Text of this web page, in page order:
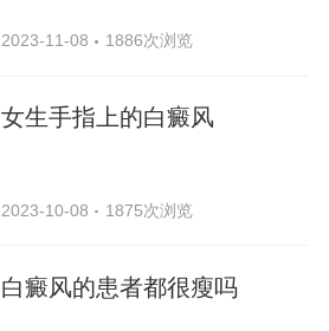
2023-11-08 1886次浏览
女生手指上的白癜风
2023-10-08 1875次浏览
白癜风的患者都很瘦吗